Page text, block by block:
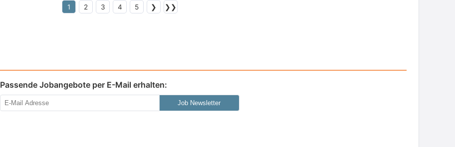
1 2 3 4 5 ❯ ❯❯
Passende Jobangebote per E-Mail erhalten:
Job Newsletter